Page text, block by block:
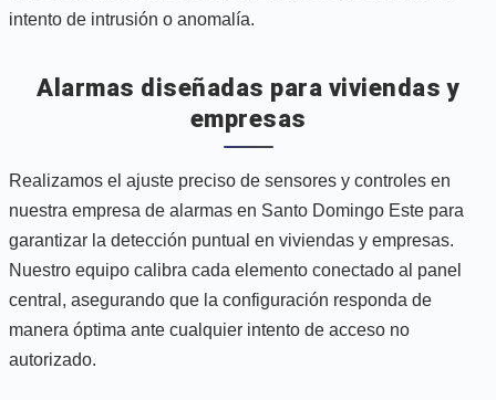
intento de intrusión o anomalía.
Alarmas diseñadas para viviendas y
empresas
Realizamos el ajuste preciso de sensores y controles en
nuestra empresa de alarmas en Santo Domingo Este para
garantizar la detección puntual en viviendas y empresas.
Nuestro equipo calibra cada elemento conectado al panel
central, asegurando que la configuración responda de
manera óptima ante cualquier intento de acceso no
autorizado.